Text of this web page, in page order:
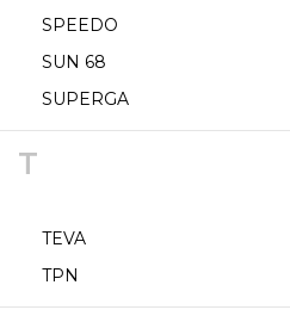
SPEEDO
SUN 68
SUPERGA
T
TEVA
TPN